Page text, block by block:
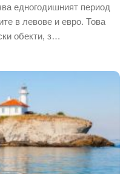
едногодишният период
в левове и евро. Това
обекти, з…